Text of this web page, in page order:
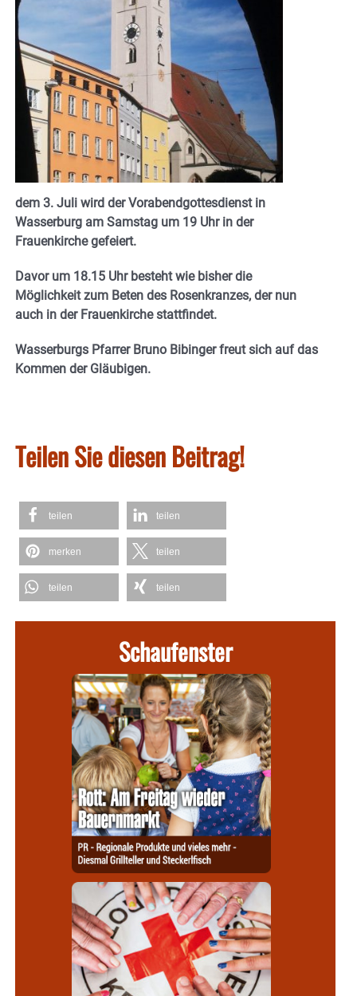
dem 3. Juli wird der Vorabendgottesdienst in
Wasserburg am Samstag um 19 Uhr in der
Frauenkirche gefeiert.
Davor um 18.15 Uhr besteht wie bisher die
Möglichkeit zum Beten des Rosenkranzes, der nun
auch in der Frauenkirche stattfindet.
Wasserburgs Pfarrer Bruno Bibinger freut sich auf das
Kommen der Gläubigen.
Teilen Sie diesen Beitrag!
teilen teilen
merken teilen
teilen teilen
Schaufenster